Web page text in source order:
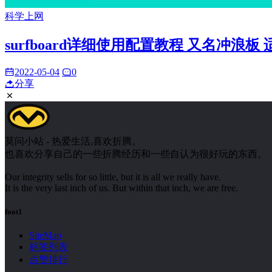
科学上网
surfboard详细使用配置教程 又名冲浪板
2022-05-04
0
分享
莫问小站 - 热爱生活,喜欢折腾。
也喜欢分享自己的一些折腾经历和一些自认为很好玩的东西。
Our integrity sells for so little, but it is all we really have.
It is the very last inch of us. But within that inch, we are free.
foot1
SiteMap
标签列表
点赞排行